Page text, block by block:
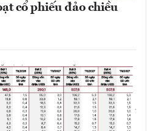
cổ phiếu đảo chiều